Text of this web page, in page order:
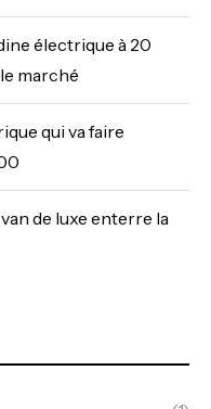
électrique à 20
marché
qui va faire
de luxe enterre la